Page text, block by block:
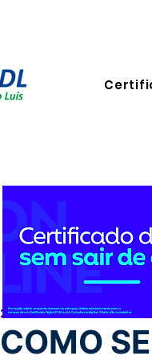
COMO
24 de out. de 2023 4 min de